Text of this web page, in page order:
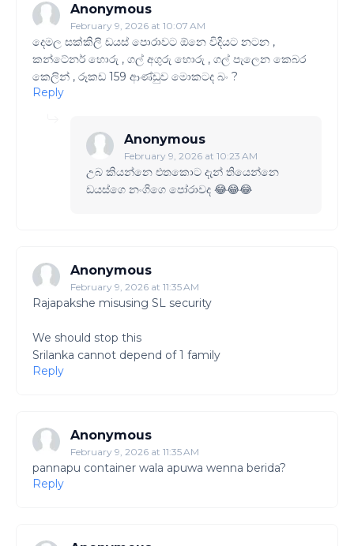
Anonymous
February 9, 2026 at 10:07 AM
දෙමල සක්කිලි ඩයස් පොරාවට ඕනෙ විදියට නටන ,
කන්ටේනර් හොරු , ගල් අගුරු හොරු , ගල් පැලෙන කෙබර
කෙලින් , රූකඩ 159 ආණ්ඩුව මොකටද බං ?
Reply
Anonymous
February 9, 2026 at 10:23 AM
උබ කියන්නෙ එතකොට දැන් තියෙන්නෙ
ඩයස්ගෙ නංගිගෙ පෝරාවද 😂😂😂
Anonymous
February 9, 2026 at 11:35 AM
Rajapakshe misusing SL security
We should stop this
Srilanka cannot depend of 1 family
Reply
Anonymous
February 9, 2026 at 11:35 AM
pannapu container wala apuwa wenna berida?
Reply